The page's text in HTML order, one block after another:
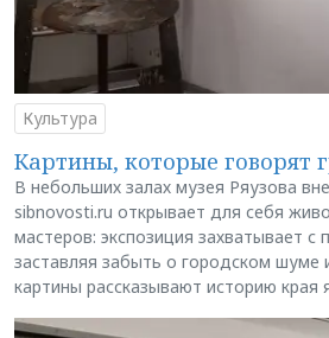
Культура
Картины, которые говорят
В небольших залах музея Ряузова
sibnovosti.ru открывает для себя
мастеров: экспозиция захватывает с
заставляя забыть о городском шуме
картины рассказывают историю края